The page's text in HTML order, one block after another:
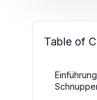
Table of